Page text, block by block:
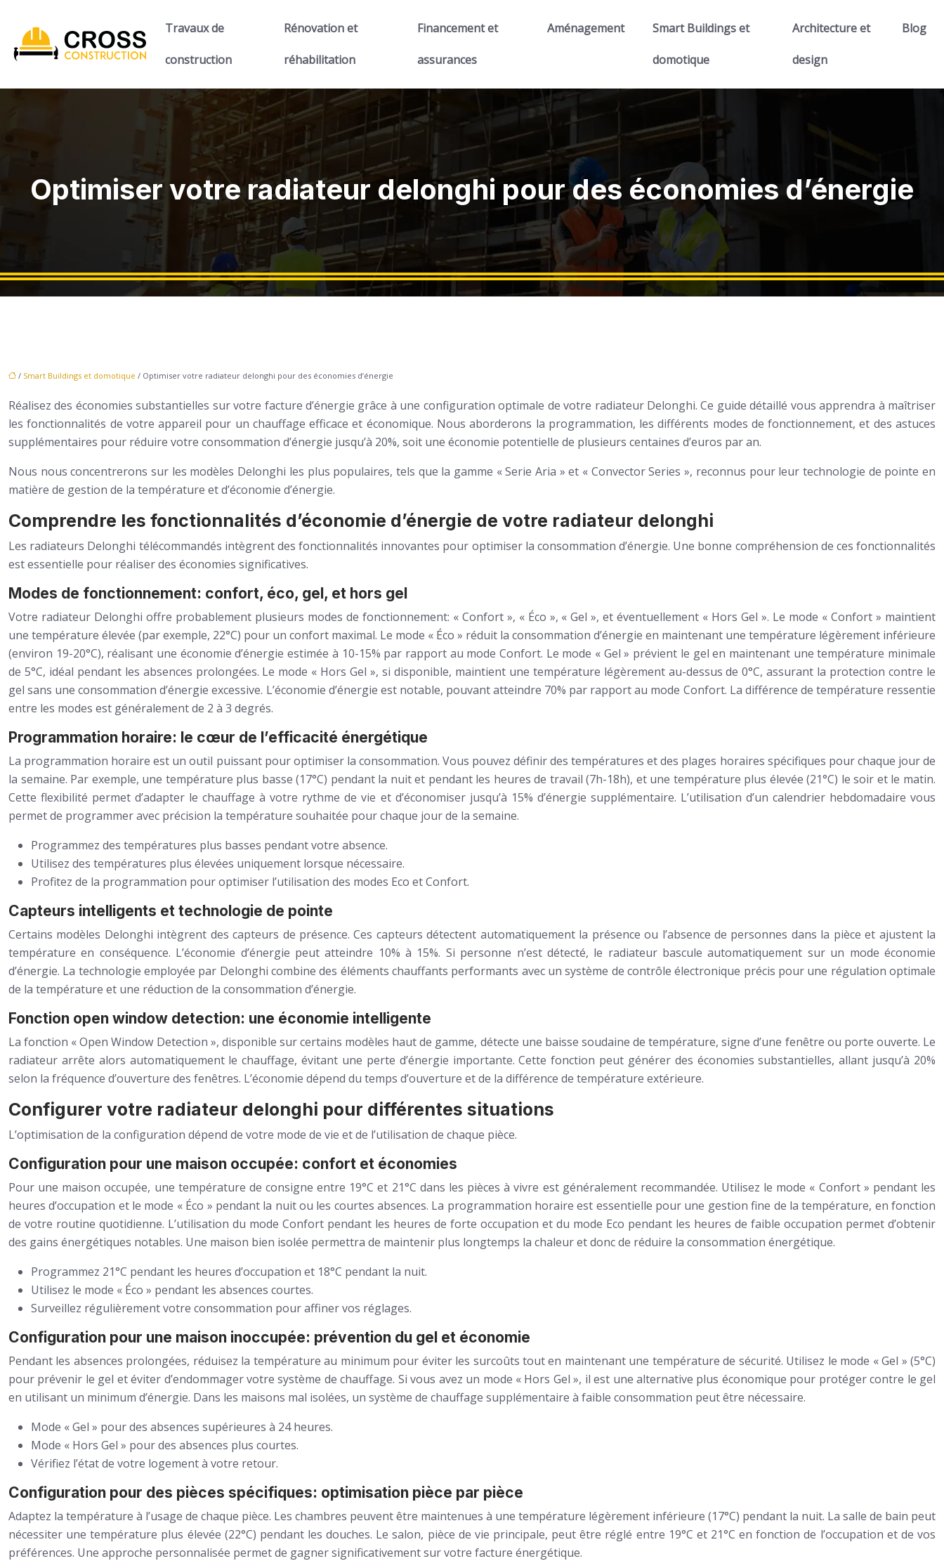
Travaux de
construction
Rénovation et
réhabilitation
Financement et
assurances
Aménagement Smart Buildings et
domotique
Architecture et
design
Blog
Optimiser votre radiateur delonghi pour des économies d’énergie
/ Smart Buildings et domotique / Optimiser votre radiateur delonghi pour des économies d’énergie
Réalisez des économies substantielles sur votre facture d’énergie grâce à une configuration optimale de votre radiateur Delonghi. Ce guide détaillé vous apprendra à maîtriser
les fonctionnalités de votre appareil pour un chauffage efficace et économique. Nous aborderons la programmation, les différents modes de fonctionnement, et des astuces
supplémentaires pour réduire votre consommation d’énergie jusqu’à 20%, soit une économie potentielle de plusieurs centaines d’euros par an.
Nous nous concentrerons sur les modèles Delonghi les plus populaires, tels que la gamme « Serie Aria » et « Convector Series », reconnus pour leur technologie de pointe en
matière de gestion de la température et d’économie d’énergie.
Comprendre les fonctionnalités d’économie d’énergie de votre radiateur delonghi
Les radiateurs Delonghi télécommandés intègrent des fonctionnalités innovantes pour optimiser la consommation d’énergie. Une bonne compréhension de ces fonctionnalités
est essentielle pour réaliser des économies significatives.
Modes de fonctionnement: confort, éco, gel, et hors gel
Votre radiateur Delonghi offre probablement plusieurs modes de fonctionnement: « Confort », « Éco », « Gel », et éventuellement « Hors Gel ». Le mode « Confort » maintient
une température élevée (par exemple, 22°C) pour un confort maximal. Le mode « Éco » réduit la consommation d’énergie en maintenant une température légèrement inférieure
(environ 19-20°C), réalisant une économie d’énergie estimée à 10-15% par rapport au mode Confort. Le mode « Gel » prévient le gel en maintenant une température minimale
de 5°C, idéal pendant les absences prolongées. Le mode « Hors Gel », si disponible, maintient une température légèrement au-dessus de 0°C, assurant la protection contre le
gel sans une consommation d’énergie excessive. L’économie d’énergie est notable, pouvant atteindre 70% par rapport au mode Confort. La différence de température ressentie
entre les modes est généralement de 2 à 3 degrés.
Programmation horaire: le cœur de l’efficacité énergétique
La programmation horaire est un outil puissant pour optimiser la consommation. Vous pouvez définir des températures et des plages horaires spécifiques pour chaque jour de
la semaine. Par exemple, une température plus basse (17°C) pendant la nuit et pendant les heures de travail (7h-18h), et une température plus élevée (21°C) le soir et le matin.
Cette flexibilité permet d’adapter le chauffage à votre rythme de vie et d’économiser jusqu’à 15% d’énergie supplémentaire. L’utilisation d’un calendrier hebdomadaire vous
permet de programmer avec précision la température souhaitée pour chaque jour de la semaine.
Programmez des températures plus basses pendant votre absence.
Utilisez des températures plus élevées uniquement lorsque nécessaire.
Profitez de la programmation pour optimiser l’utilisation des modes Eco et Confort.
Capteurs intelligents et technologie de pointe
Certains modèles Delonghi intègrent des capteurs de présence. Ces capteurs détectent automatiquement la présence ou l’absence de personnes dans la pièce et ajustent la
température en conséquence. L’économie d’énergie peut atteindre 10% à 15%. Si personne n’est détecté, le radiateur bascule automatiquement sur un mode économie
d’énergie. La technologie employée par Delonghi combine des éléments chauffants performants avec un système de contrôle électronique précis pour une régulation optimale
de la température et une réduction de la consommation d’énergie.
Fonction open window detection: une économie intelligente
La fonction « Open Window Detection », disponible sur certains modèles haut de gamme, détecte une baisse soudaine de température, signe d’une fenêtre ou porte ouverte. Le
radiateur arrête alors automatiquement le chauffage, évitant une perte d’énergie importante. Cette fonction peut générer des économies substantielles, allant jusqu’à 20%
selon la fréquence d’ouverture des fenêtres. L’économie dépend du temps d’ouverture et de la différence de température extérieure.
Configurer votre radiateur delonghi pour différentes situations
L’optimisation de la configuration dépend de votre mode de vie et de l’utilisation de chaque pièce.
Configuration pour une maison occupée: confort et économies
Pour une maison occupée, une température de consigne entre 19°C et 21°C dans les pièces à vivre est généralement recommandée. Utilisez le mode « Confort » pendant les
heures d’occupation et le mode « Éco » pendant la nuit ou les courtes absences. La programmation horaire est essentielle pour une gestion fine de la température, en fonction
de votre routine quotidienne. L’utilisation du mode Confort pendant les heures de forte occupation et du mode Eco pendant les heures de faible occupation permet d’obtenir
des gains énergétiques notables. Une maison bien isolée permettra de maintenir plus longtemps la chaleur et donc de réduire la consommation énergétique.
Programmez 21°C pendant les heures d’occupation et 18°C pendant la nuit.
Utilisez le mode « Éco » pendant les absences courtes.
Surveillez régulièrement votre consommation pour affiner vos réglages.
Configuration pour une maison inoccupée: prévention du gel et économie
Pendant les absences prolongées, réduisez la température au minimum pour éviter les surcoûts tout en maintenant une température de sécurité. Utilisez le mode « Gel » (5°C)
pour prévenir le gel et éviter d’endommager votre système de chauffage. Si vous avez un mode « Hors Gel », il est une alternative plus économique pour protéger contre le gel
en utilisant un minimum d’énergie. Dans les maisons mal isolées, un système de chauffage supplémentaire à faible consommation peut être nécessaire.
Mode « Gel » pour des absences supérieures à 24 heures.
Mode « Hors Gel » pour des absences plus courtes.
Vérifiez l’état de votre logement à votre retour.
Configuration pour des pièces spécifiques: optimisation pièce par pièce
Adaptez la température à l’usage de chaque pièce. Les chambres peuvent être maintenues à une température légèrement inférieure (17°C) pendant la nuit. La salle de bain peut
nécessiter une température plus élevée (22°C) pendant les douches. Le salon, pièce de vie principale, peut être réglé entre 19°C et 21°C en fonction de l’occupation et de vos
préférences. Une approche personnalisée permet de gagner significativement sur votre facture énergétique.